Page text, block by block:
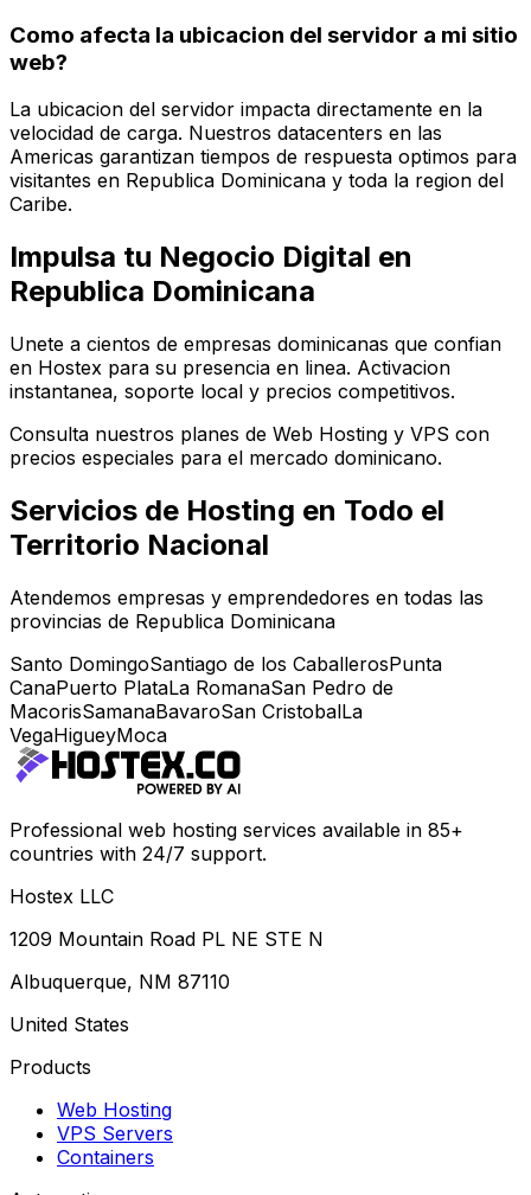
Como afecta la ubicacion del servidor a mi sitio
web?
La ubicacion del servidor impacta directamente en la
velocidad de carga. Nuestros datacenters en las
Americas garantizan tiempos de respuesta optimos para
visitantes en Republica Dominicana y toda la region del
Caribe.
Impulsa tu Negocio Digital en
Republica Dominicana
Unete a cientos de empresas dominicanas que confian
en Hostex para su presencia en linea. Activacion
instantanea, soporte local y precios competitivos.
Consulta nuestros planes de Web Hosting y VPS con
precios especiales para el mercado dominicano.
Servicios de Hosting en Todo el
Territorio Nacional
Atendemos empresas y emprendedores en todas las
provincias de Republica Dominicana
Santo DomingoSantiago de los CaballerosPunta
CanaPuerto PlataLa RomanaSan Pedro de
MacorisSamanaBavaroSan CristobalLa
VegaHigueyMoca
Professional web hosting services available in 85+
countries with 24/7 support.
Hostex LLC
1209 Mountain Road PL NE STE N
Albuquerque, NM 87110
United States
Products
Web Hosting
VPS Servers
Containers